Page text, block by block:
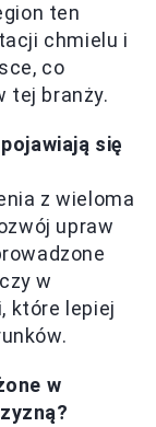
ten
chmielu i
co
tej branży.
się
z wieloma
upraw
w
które lepiej
w